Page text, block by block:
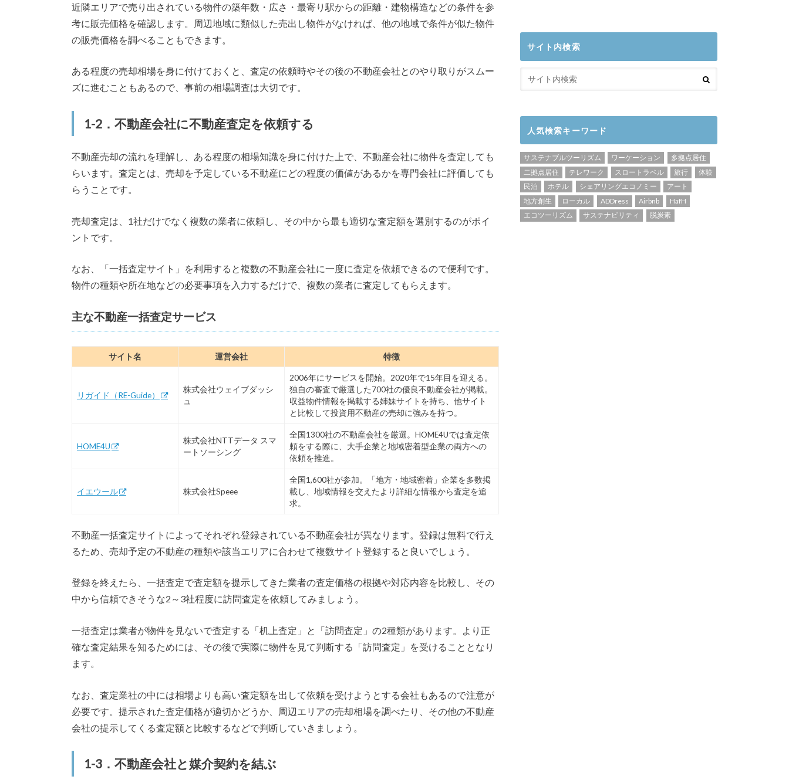
近隣エリアで売り出されている物件の築年数・広さ・最寄り駅からの距離・建物構造などの条件を参
考に販売価格を確認します。周辺地域に類似した売出し物件がなければ、他の地域で条件が似た物件
の販売価格を調べることもできます。
ある程度の売却相場を身に付けておくと、査定の依頼時やその後の不動産会社とのやり取りがスムー
ズに進むこともあるので、事前の相場調査は大切です。
1-2．不動産会社に不動産査定を依頼する
不動産売却の流れを理解し、ある程度の相場知識を身に付けた上で、不動産会社に物件を査定しても
らいます。査定とは、売却を予定している不動産にどの程度の価値があるかを専門会社に評価しても
らうことです。
売却査定は、1社だけでなく複数の業者に依頼し、その中から最も適切な査定額を選別するのがポイ
ントです。
なお、「一括査定サイト」を利用すると複数の不動産会社に一度に査定を依頼できるので便利です。
物件の種類や所在地などの必要事項を入力するだけで、複数の業者に査定してもらえます。
主な不動産一括査定サービス
サイト名 運営会社 特徴
リガイド（RE-Guide）
株式会社ウェイブダッシ
ュ
2006年にサービスを開始。2020年で15年目を迎える。
独自の審査で厳選した700社の優良不動産会社が掲載。
収益物件情報を掲載する姉妹サイトを持ち、他サイト
と比較して投資用不動産の売却に強みを持つ。
HOME4U
株式会社NTTデータ スマ
ートソーシング
全国1300社の不動産会社を厳選。HOME4Uでは査定依
頼をする際に、大手企業と地域密着型企業の両方への
依頼を推進。
イエウール 株式会社Speee
全国1,600社が参加。「地方・地域密着」企業を多数掲
載し、地域情報を交えたより詳細な情報から査定を追
求。
不動産一括査定サイトによってそれぞれ登録されている不動産会社が異なります。登録は無料で行え
るため、売却予定の不動産の種類や該当エリアに合わせて複数サイト登録すると良いでしょう。
登録を終えたら、一括査定で査定額を提示してきた業者の査定価格の根拠や対応内容を比較し、その
中から信頼できそうな2～3社程度に訪問査定を依頼してみましょう。
一括査定は業者が物件を見ないで査定する「机上査定」と「訪問査定」の2種類があります。より正
確な査定結果を知るためには、その後で実際に物件を見て判断する「訪問査定」を受けることとなり
ます。
なお、査定業社の中には相場よりも高い査定額を出して依頼を受けようとする会社もあるので注意が
必要です。提示された査定価格が適切かどうか、周辺エリアの売却相場を調べたり、その他の不動産
会社の提示してくる査定額と比較するなどで判断していきましょう。
1-3．不動産会社と媒介契約を結ぶ
サイト内検索
人気検索キーワード
サステナブルツーリズム ワーケーション
多拠点居住
二拠点居住
テレワーク スロートラベル 旅行
体験
民泊
ホテル シェアリングエコノミー
アート
地方創生
ローカル ADDress Airbnb
HafH
エコツーリズム
サステナビリティ 脱炭素